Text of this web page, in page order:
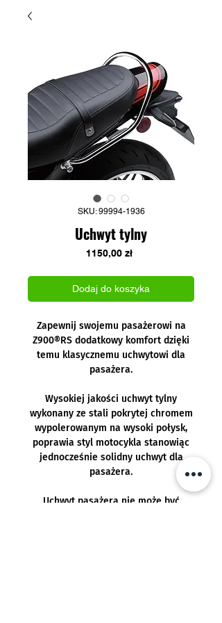
SKU: 99994-1936
Uchwyt tylny
1150,00 złCena
Dodaj do koszyka
Zapewnij swojemu pasażerowi na
Z900®RS dodatkowy komfort dzięki
temu klasycznemu uchwytowi dla
pasażera.
Wysokiej jakości uchwyt tylny
wykonany ze stali pokrytej chromem
wypolerowanym na wysoki połysk,
poprawia styl motocykla stanowiąc
jednocześnie solidny uchwyt dla
pasażera.
Uchwyt pasażera nie może być